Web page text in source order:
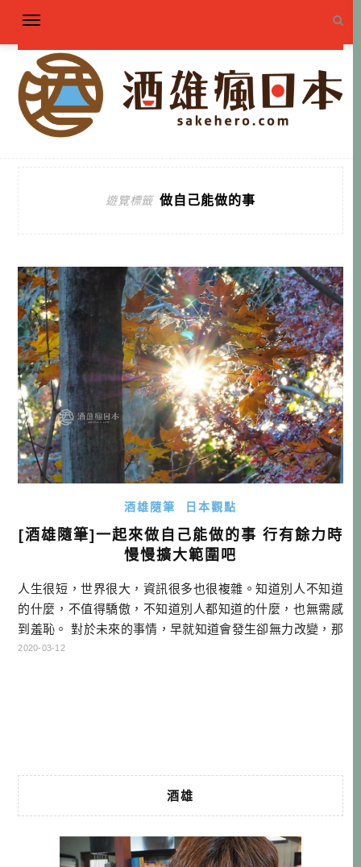
遊覽標籤 做自己能做的事
酒雄隨筆 日本觀點
[酒雄隨筆]一起來做自己能做的事 行有餘力時
慢慢擴大範圍吧
人生很短，世界很大，資訊很多也很複雜。知道別人不知道
的什麼，不值得驕傲，不知道別人都知道的什麼，也無需感
到羞恥。 對於未來的事情，早就知道會發生卻無力改變，那
跟不知道也沒什麼太大差異，重要的不是預測而已，而是預
2020-03-12
酒雄